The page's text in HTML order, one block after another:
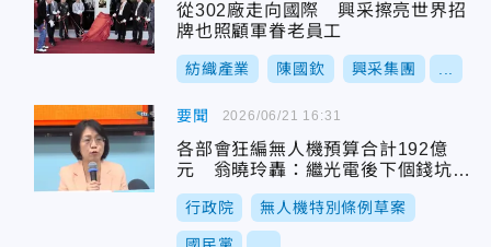
從302廠走向國際 興采擦亮世界招
牌也照顧軍眷老員工
紡織產業 陳國欽 興采集團
要聞
各部會狂編無人機預算合計192億
元 翁曉玲轟：繼光電後下個錢坑產
業
行政院 無人機特別條例草案
2026/06/21 16:31